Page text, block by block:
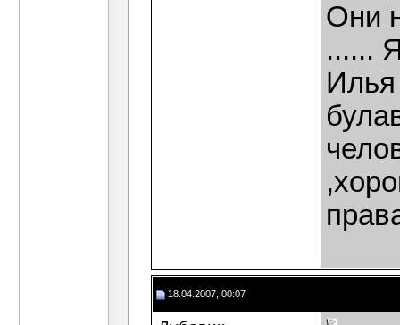
Они
......
18.04.2007, 00:07